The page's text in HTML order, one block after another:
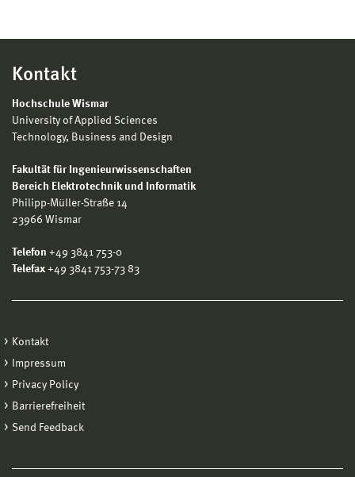
Kontakt
Hochschule Wismar
University of Applied Sciences
Technology, Business and Design
Fakultät für Ingenieurwissenschaften
Bereich Elektrotechnik und Informatik
Philipp-Müller-Straße 14
23966 Wismar
Telefon +49 3841 753-0
Telefax +49 3841 753-73 83
Kontakt
Impressum
Privacy Policy
Barrierefreiheit
Send Feedback